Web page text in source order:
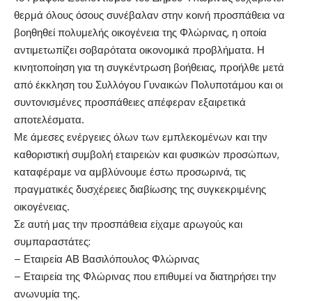
θερμά όλους όσους συνέβαλαν στην κοινή προσπάθεια να
βοηθηθεί πολυμελής οικογένεια της Φλώρινας, η οποία
αντιμετωπίζει σοβαρότατα οικονομικά προβλήματα. Η
κινητοποίηση για τη συγκέντρωση βοήθειας, προήλθε μετά
από έκκληση του Συλλόγου Γυναικών Πολυποτάμου και οι
συντονισμένες προσπάθειες απέφεραν εξαιρετικά
αποτελέσματα.
Με άμεσες ενέργειες όλων των εμπλεκομένων και την
καθοριστική συμβολή εταιρειών και φυσικών προσώπων,
καταφέραμε να αμβλύνουμε έστω προσωρινά, τις
πραγματικές δυσχέρειες διαβίωσης της συγκεκριμένης
οικογένειας.
Σε αυτή μας την προσπάθεια είχαμε αρωγούς και
συμπαραστάτες:
– Εταιρεία ΑΒ Βασιλόπουλος Φλώρινας
– Εταιρεία της Φλώρινας που επιθυμεί να διατηρήσει την
ανωνυμία της.